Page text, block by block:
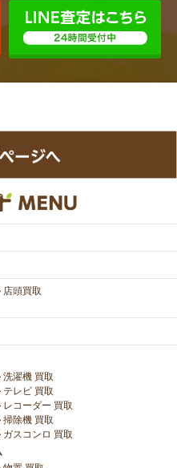
店頭買取
洗濯機 買取
テレビ 買取
レコーダー 買取
掃除機 買取
ガスコンロ 買取